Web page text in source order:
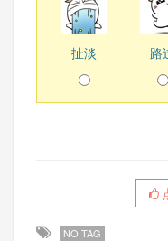
扯淡 路
NO TAG